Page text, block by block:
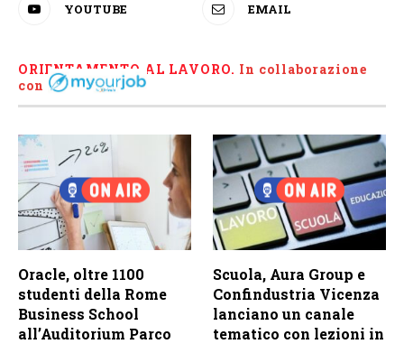
YOUTUBE EMAIL
ORIENTAMENTO AL LAVORO. In collaborazione
con
Oracle, oltre 1100
studenti della Rome
Business School
all’Auditorium Parco
Scuola, Aura Group e
Confindustria Vicenza
lanciano un canale
tematico con lezioni in